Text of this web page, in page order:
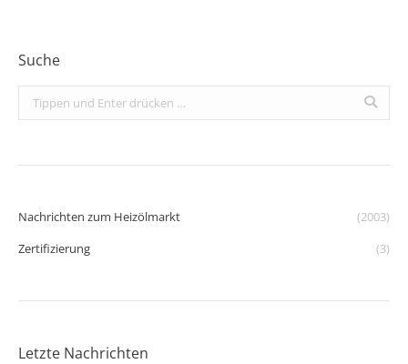
Suche
Search:
Nachrichten zum Heizölmarkt
(2003)
Zertifizierung
(3)
Letzte Nachrichten